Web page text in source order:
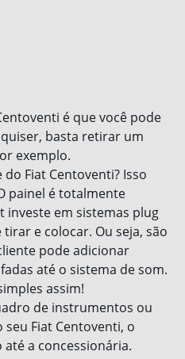
é que você pode
basta retirar um
exemplo.
Fiat Centoventi? Isso
painel é totalmente
investe em sistemas plug
e colocar. Ou seja, são
pode adicionar
até o sistema de som.
assim!
de instrumentos ou
Fiat Centoventi, o
a concessionária.